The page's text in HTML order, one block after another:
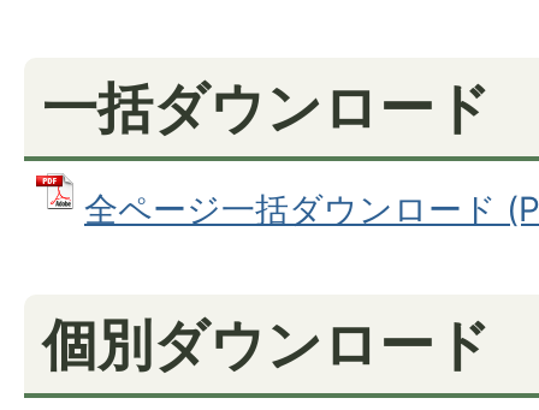
一括ダウンロード
全ページ一括ダウンロード
個別ダウンロード